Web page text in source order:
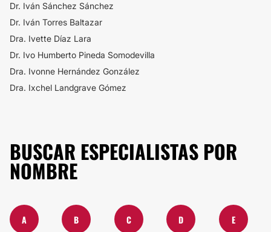
Dr. Iván Sánchez Sánchez
Dr. Iván Torres Baltazar
Dra. Ivette Díaz Lara
Dr. Ivo Humberto Pineda Somodevilla
Dra. Ivonne Hernández González
Dra. Ixchel Landgrave Gómez
BUSCAR ESPECIALISTAS POR
NOMBRE
A B C D E